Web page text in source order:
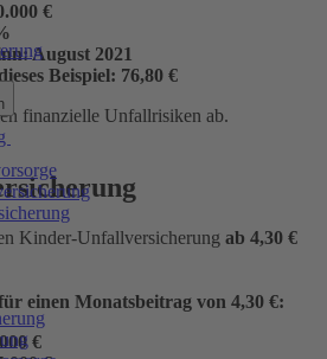
€
August 2021
Beispiel: 76,80 €
finanzielle Unfallrisiken ab.
Kinder-Unfallversicherung ab 4,30 €
einen Monatsbeitrag von 4,30 €:
€